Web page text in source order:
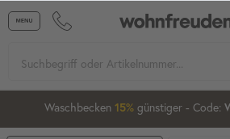
10 52 19
15%
Waschbecken ab 80 cm20%